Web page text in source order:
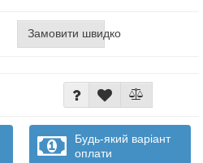
Замовити швидко
Будь-який варіант
оплати